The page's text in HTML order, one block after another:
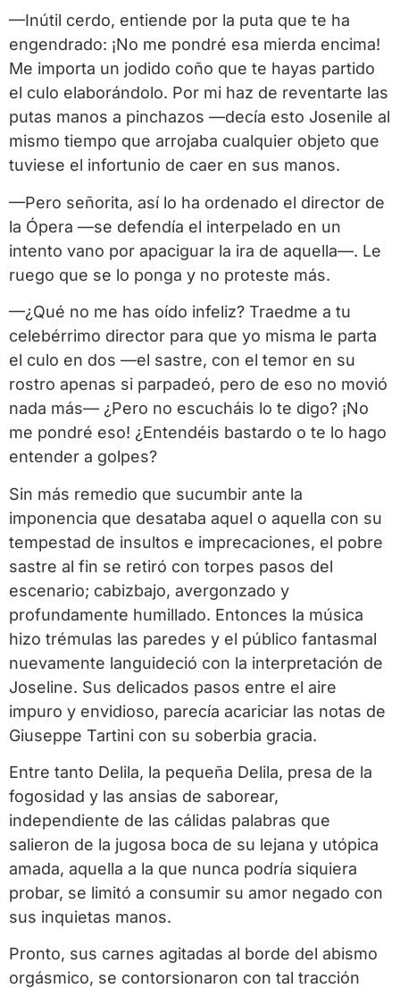
—Inútil cerdo, entiende por la puta que te ha
engendrado: ¡No me pondré esa mierda encima!
Me importa un jodido coño que te hayas partido
el culo elaborándolo. Por mi haz de reventarte las
putas manos a pinchazos —decía esto Josenile al
mismo tiempo que arrojaba cualquier objeto que
tuviese el infortunio de caer en sus manos.
—Pero señorita, así lo ha ordenado el director de
la Ópera —se defendía el interpelado en un
intento vano por apaciguar la ira de aquella—. Le
ruego que se lo ponga y no proteste más.
—¿Qué no me has oído infeliz? Traedme a tu
celebérrimo director para que yo misma le parta
el culo en dos —el sastre, con el temor en su
rostro apenas si parpadeó, pero de eso no movió
nada más— ¿Pero no escucháis lo te digo? ¡No
me pondré eso! ¿Entendéis bastardo o te lo hago
entender a golpes?
Sin más remedio que sucumbir ante la
imponencia que desataba aquel o aquella con su
tempestad de insultos e imprecaciones, el pobre
sastre al fin se retiró con torpes pasos del
escenario; cabizbajo, avergonzado y
profundamente humillado. Entonces la música
hizo trémulas las paredes y el público fantasmal
nuevamente languideció con la interpretación de
Joseline. Sus delicados pasos entre el aire
impuro y envidioso, parecía acariciar las notas de
Giuseppe Tartini con su soberbia gracia.
Entre tanto Delila, la pequeña Delila, presa de la
fogosidad y las ansias de saborear,
independiente de las cálidas palabras que
salieron de la jugosa boca de su lejana y utópica
amada, aquella a la que nunca podría siquiera
probar, se limitó a consumir su amor negado con
sus inquietas manos.
Pronto, sus carnes agitadas al borde del abismo
orgásmico, se contorsionaron con tal tracción